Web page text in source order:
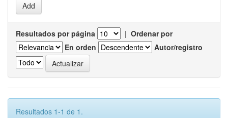
Resultados por página | Ordenar por
En orden
Autor/registro
Resultados 1-1 de 1.